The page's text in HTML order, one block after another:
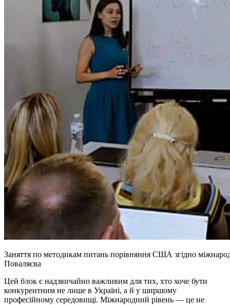
Заняття по методикам питань порівняння США згідно
Поваляєва
Цей блок є надзвичайно важливим для тих, хто хоче бути
конкурентним не лише в Україні, а й у ширшому
професійному середовищі. Міжнародний рівень — це не